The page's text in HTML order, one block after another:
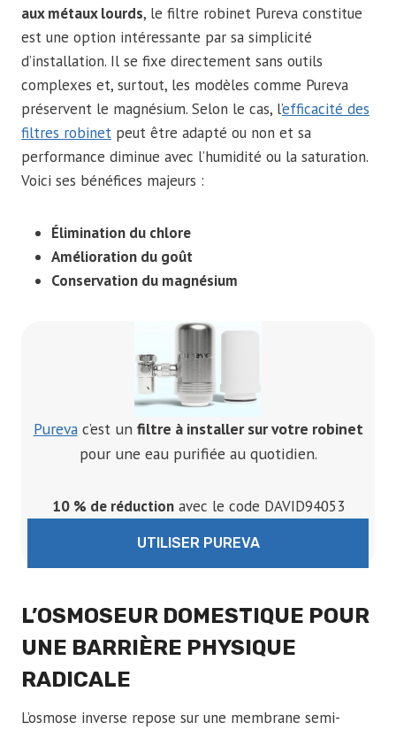
aux métaux lourds, le filtre robinet Pureva constitue
est une option intéressante par sa simplicité
d’installation. Il se fixe directement sans outils
complexes et, surtout, les modèles comme Pureva
préservent le magnésium. Selon le cas, l’efficacité des
filtres robinet peut être adapté ou non et sa
performance diminue avec l’humidité ou la saturation.
Voici ses bénéfices majeurs :
Élimination du chlore
Amélioration du goût
Conservation du magnésium
Purevac’est un filtre à installer sur votre robinet
pour une eau purifiée au quotidien.
10 % de réductionavec le code DAVID94053
UTILISER PUREVA
L’OSMOSEUR DOMESTIQUE POUR
UNE BARRIÈRE PHYSIQUE
RADICALE
L’osmose inverse repose sur une membrane semi-